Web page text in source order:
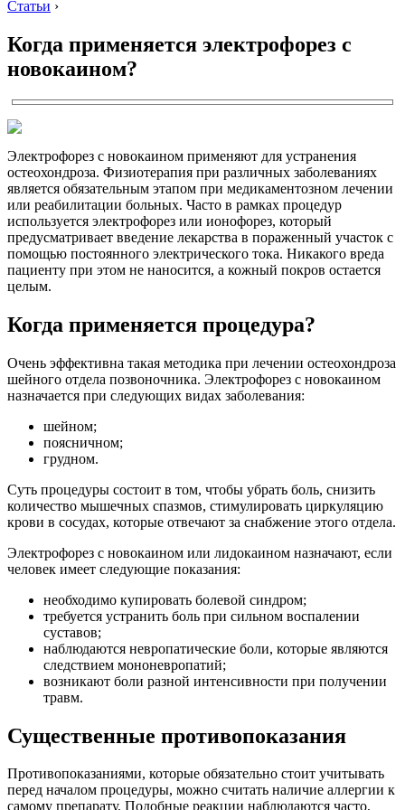
Статьи ›
Когда применяется электрофорез с
новокаином?
Электрофорез с новокаином применяют для устранения
остеохондроза. Физиотерапия при различных заболеваниях
является обязательным этапом при медикаментозном лечении
или реабилитации больных. Часто в рамках процедур
используется электрофорез или ионофорез, который
предусматривает введение лекарства в пораженный участок с
помощью постоянного электрического тока. Никакого вреда
пациенту при этом не наносится, а кожный покров остается
целым.
Когда применяется процедура?
Очень эффективна такая методика при лечении остеохондроза
шейного отдела позвоночника. Электрофорез с новокаином
назначается при следующих видах заболевания:
шейном;
поясничном;
грудном.
Суть процедуры состоит в том, чтобы убрать боль, снизить
количество мышечных спазмов, стимулировать циркуляцию
крови в сосудах, которые отвечают за снабжение этого отдела.
Электрофорез с новокаином или лидокаином назначают, если
человек имеет следующие показания:
необходимо купировать болевой синдром;
требуется устранить боль при сильном воспалении
суставов;
наблюдаются невропатические боли, которые являются
следствием мононевропатий;
возникают боли разной интенсивности при получении
травм.
Существенные противопоказания
Противопоказаниями, которые обязательно стоит учитывать
перед началом процедуры, можно считать наличие аллергии к
самому препарату. Подобные реакции наблюдаются часто,